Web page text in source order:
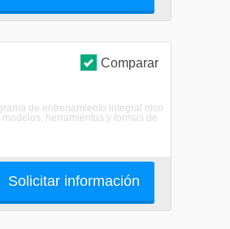
Comparar
de entrenamiento integral nico
herramientas y formas de
Solicitar información